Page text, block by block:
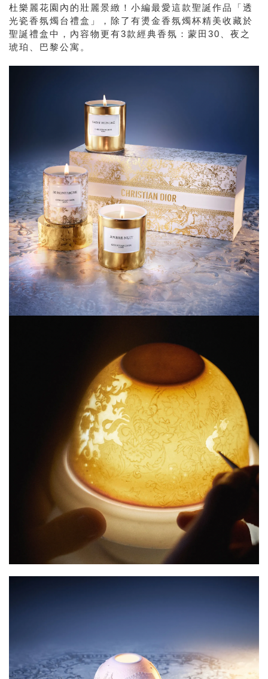
杜樂麗花園內的壯麗景緻！小編最愛這款聖誕作品「透
光瓷香氛燭台禮盒」，除了有燙金香氛燭杯精美收藏於
聖誕禮盒中，內容物更有3款經典香氛：蒙田30、夜之
琥珀、巴黎公寓。